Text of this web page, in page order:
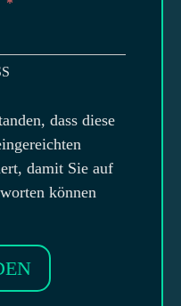
dass diese
damit Sie auf
können